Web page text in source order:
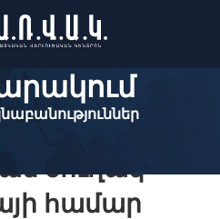
ծուղակ
համար